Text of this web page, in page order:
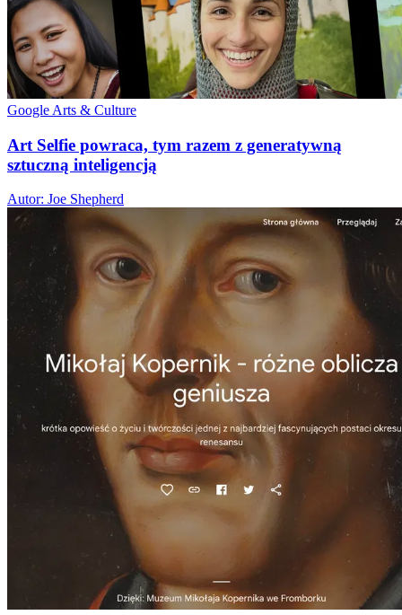
Google Arts & Culture
Art Selfie powraca, tym razem z generatywną
sztuczną inteligencją
Autor: Joe Shepherd